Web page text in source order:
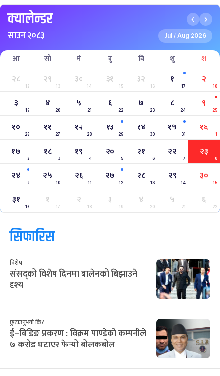
क्यालेन्डर
साउन २०८३ Jul / Aug 2026
आ सो मं बु बि शु श
२८
12
२९
13
३०
14
३१
15
३२
16
१
17
२
18
३
19
४
20
५
21
६
22
७
23
८
24
९
25
१०
26
११
27
१२
28
१३
29
१४
30
१५
31
१६
1
१७
2
१८
3
१९
4
२०
5
२१
6
२२
7
२३
8
२४
9
२५
10
२६
11
२७
12
२८
13
२९
14
३०
15
३१
16
१
17
२
18
३
19
४
20
५
21
६
22
सिफारिस
विशेष
संसद्को विशेष दिनमा बालेनको बिझाउने
दृश्य
छुटाउनुभयो कि?
ई–बिडिङ प्रकरण : विक्रम पाण्डेको कम्पनीले
७ करोड घटाएर फेर्‍यो बोलकबोल